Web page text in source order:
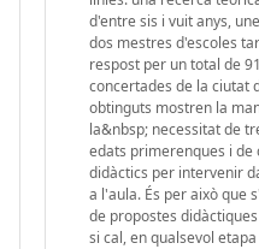
d'entre sis i vuit anys,
dos mestres d'escoles
respost per un total de
concertades de la ciutat
obtinguts mostren la
la&nbsp; necessitat de
edats primerenques i
didàctics per intervenir
a l'aula. És per això que
de propostes
si cal, en qualsevol